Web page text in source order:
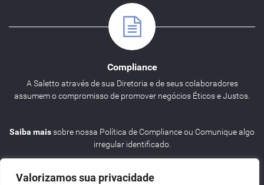
Valorizamos sua privacidade
Compliance
A Saletto através de sua Diretoria e de seus colaboradores
assumem o compromisso de promover negócios Éticos e Justos.
Saiba maissobre nossa Política de Compliance ou Comunique algo
irregular identificado.